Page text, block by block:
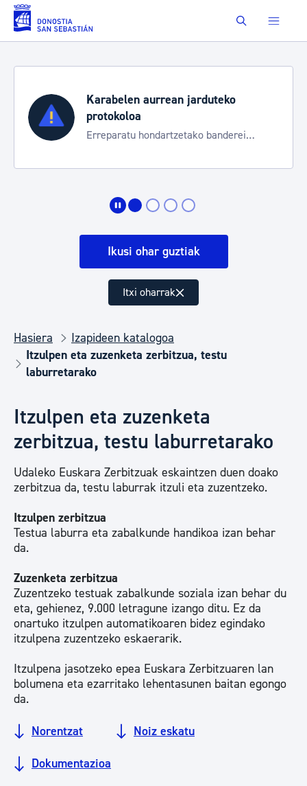
Eduki nagusira joan Buscar
Karabelen aurrean jarduteko
protokoloa
Erreparatu hondartzetako banderei
Ikusi ohar guztiak
Itxi oharrak
Hasiera
Izapideen katalogoa
Itzulpen eta zuzenketa zerbitzua, testu
laburretarako
Itzulpen eta zuzenketa
zerbitzua, testu laburretarako
Udaleko Euskara Zerbitzuak eskaintzen duen doako
zerbitzua da, testu laburrak itzuli eta zuzentzeko.
Itzulpen zerbitzua
Testua laburra eta zabalkunde handikoa izan behar
da.
Zuzenketa zerbitzua
Zuzentzeko testuak zabalkunde soziala izan behar du
eta, gehienez, 9.000 letragune izango ditu. Ez da
onartuko itzulpen automatikoaren bidez egindako
itzulpena zuzentzeko eskaerarik.
Itzulpena jasotzeko epea Euskara Zerbitzuaren lan
bolumena eta ezarritako lehentasunen baitan egongo
da.
Norentzat Noiz eskatu
Dokumentazioa